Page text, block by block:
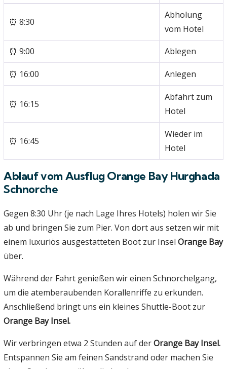
⏰ 8:30
Abholung
vom Hotel
⏰ 9:00
Ablegen
⏰ 16:00 Anlegen
⏰ 16:15
Abfahrt zum
Hotel
⏰ 16:45
Wieder im
Hotel
Ablauf vom Ausflug Orange Bay Hurghada
Schnorche
Gegen 8:30 Uhr (je nach Lage Ihres Hotels) holen wir Sie
ab und bringen Sie zum Pier. Von dort aus setzen wir mit
einem luxuriös ausgestatteten Boot zur Insel Orange Bay
über.
Während der Fahrt genießen wir einen Schnorchelgang,
um die atemberaubenden Korallenriffe zu erkunden.
Anschließend bringt uns ein kleines Shuttle-Boot zur
Orange Bay Insel.
Wir verbringen etwa 2 Stunden auf derOrange Bay Insel.
Entspannen Sie am feinen Sandstrand oder machen Sie